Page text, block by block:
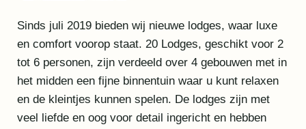
Sinds juli 2019 bieden wij nieuwe lodges, waar luxe
en comfort voorop staat. 20 Lodges, geschikt voor 2
tot 6 personen, zijn verdeeld over 4 gebouwen met in
het midden een fijne binnentuin waar u kunt relaxen
en de kleintjes kunnen spelen. De lodges zijn met
veel liefde en oog voor detail ingericht en hebben